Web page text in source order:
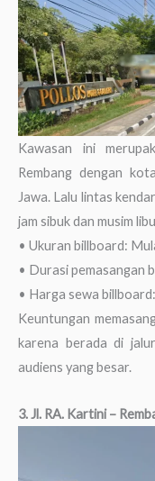
Kawasan ini
Rembang dengan
Jawa. Lalu lintas
jam sibuk dan musim
• Ukuran billboard:
• Durasi pemasangan
• Harga sewa
Keuntungan
karena berada di
audiens yang besar.
3. Jl. RA. Kartini –